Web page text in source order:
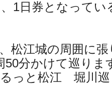
1日券となってい
松江城の周囲に
50分かけて巡りま
っと松江 堀川